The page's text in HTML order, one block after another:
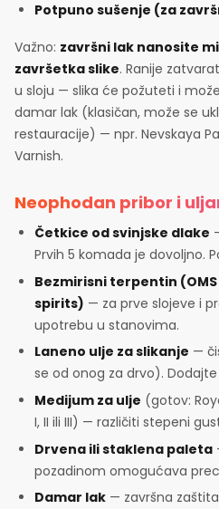
Potpuno sušenje (za
Važno: završni lak nanosite
završetka slike. Ranije
u sloju — slika će požuteti i
damar lak (klasičan, može se
restauracije) — npr. Nevskaya
Varnish.
Neophodan pribor i
Četkice od svinjske dlake
Prvih 5 komada je dovoljno.
Bezmirisni terpentin
spirits) — za prve slojeve i
upotrebu u stanovima.
Laneno ulje za slikanje —
se od onog za drvo).
Medijum za ulje (gotov:
I, II ili III) — različiti stepeni
Drvena ili staklena paleta
pozadinom omogućava
Damar lak — završna